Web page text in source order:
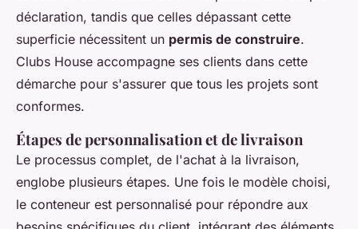
déclaration, tandis que celles dépassant cette
superficie nécessitent un permis de construire.
Clubs House accompagne ses clients dans cette
démarche pour s'assurer que tous les projets sont
conformes.
Étapes de personnalisation et de livraison
Le processus complet, de l'achat à la livraison,
englobe plusieurs étapes. Une fois le modèle choisi,
le conteneur est personnalisé pour répondre aux